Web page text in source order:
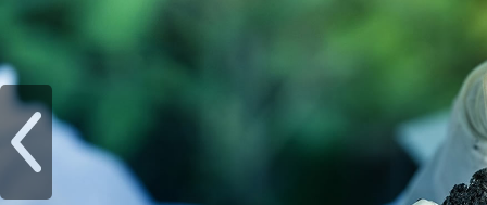
业界资讯
奥朴赛高塔
奥朴赛菌剂
奥朴赛硝硫基
奥朴赛转鼓